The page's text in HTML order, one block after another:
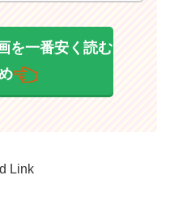
を一番安く読む
Link